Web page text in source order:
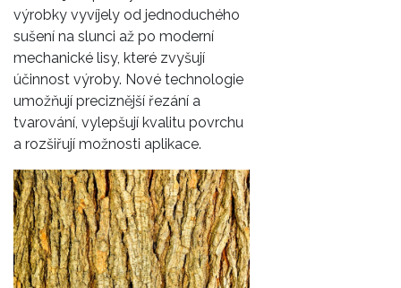
výrobky vyvíjely od jednoduchého
sušení na slunci až po moderní
mechanické lisy, které zvyšují
účinnost výroby. Nové technologie
umožňují preciznější řezání a
tvarování, vylepšují kvalitu povrchu
a rozšiřují možnosti aplikace.